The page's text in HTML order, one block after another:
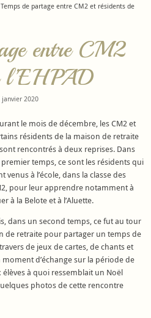
Temps de partage entre CM2 et résidents de
entre CM2
l’EHPAD
janvier 2020
le mois de décembre, les CM2 et
résidents de la maison de retraite
rencontrés à deux reprises. Dans
temps, ce sont les résidents qui
venus à l’école, dans la classe des
pour leur apprendre notamment à
à la Belote et à l’Aluette.
dans un second temps, ce fut au tour
de retraite pour partager un temps de
de jeux de cartes, de chants et
d’échange sur la période de
à quoi ressemblait un Noël
photos de cette rencontre